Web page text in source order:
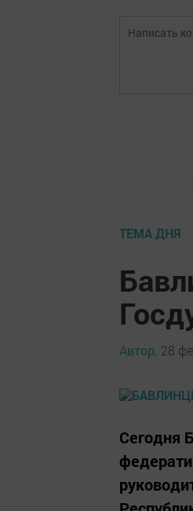
ТЕМА ДНЯ
Автор, 28
Сегодня